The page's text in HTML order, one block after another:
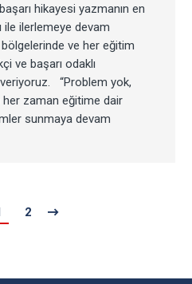
hikayesi yazmanın en
ile ilerlemeye devam
ve her eğitim
ve başarı odaklı
“Problem yok,
zaman eğitime dair
sunmaya devam
2